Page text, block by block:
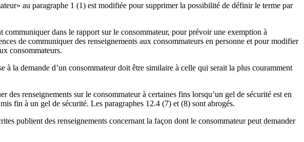
au paragraphe 1 (1) est modifiée pour supprimer la possibilité de définir le terme par
dans le rapport sur le consommateur, pour prévoir une exemption à
de communiquer des renseignements aux consommateurs en personne et pour modifier
consommateurs.
la demande d’un consommateur doit être similaire à celle qui serait la plus couramment
renseignements sur le consommateur à certaines fins lorsqu’un gel de sécurité est en
fin à un gel de sécurité. Les paragraphes 12.4 (7) et (8) sont abrogés.
publient des renseignements concernant la façon dont le consommateur peut demander